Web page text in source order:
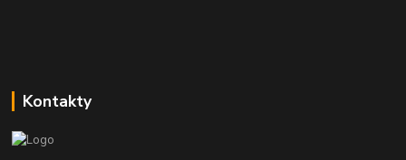
Kontakty